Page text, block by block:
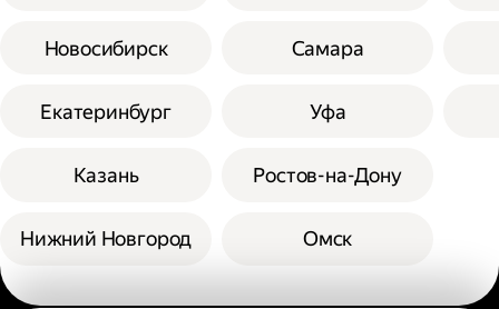
Новосибирск
Екатеринбург
Казань
Нижний Новгород
Самара
Уфа
Ростов-на-Дону
Омск